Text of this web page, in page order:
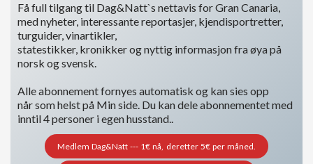
Få full tilgang til Dag&Natt`s nettavis for Gran Canaria,
med nyheter, interessante reportasjer, kjendisportretter,
turguider, vinartikler,
statestikker, kronikker og nyttig informasjon fra øya på
norsk og svensk.
Alle abonnement fornyes automatisk og kan sies opp
når som helst på Min side. Du kan dele abonnementet med
inntil 4 personer i egen husstand..
Medlem Dag&Natt --- 1€ nå, deretter 5€ per måned.